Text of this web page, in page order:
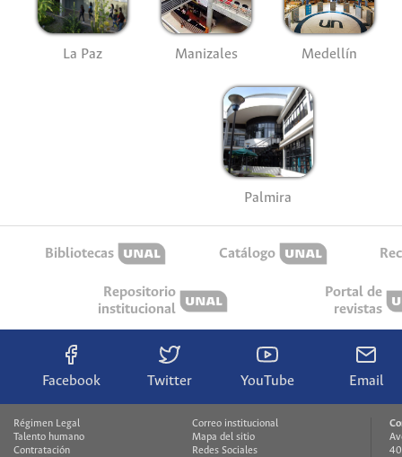
La Paz Manizales Medellín
Palmira
Bibliotecas Catálogo
Repositorio
institucional
Portal de
revistas
Facebook Twitter YouTube Email
Régimen Legal
Talento humano
Contratación
Correo institucional
Mapa del sitio
Redes Sociales